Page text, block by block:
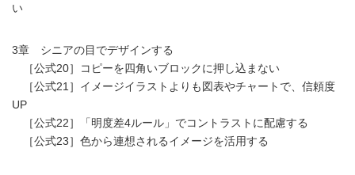
い
3章 シニアの目でデザインする
［公式20］コピーを四角いブロックに押し込まない
［公式21］イメージイラストよりも図表やチャートで、信頼度
UP
［公式22］「明度差4ルール」でコントラストに配慮する
［公式23］色から連想されるイメージを活用する